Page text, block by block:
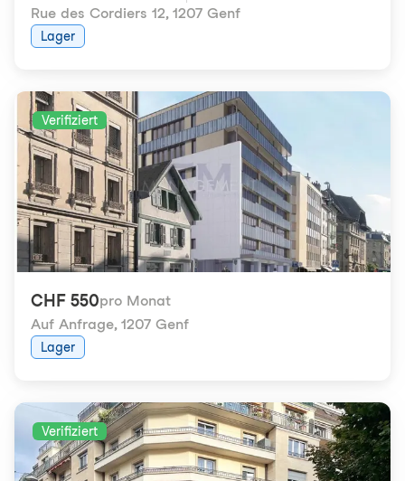
Rue des Cordiers 12, 1207 Genf
Lager
Verifiziert
CHF 550pro Monat
Auf Anfrage, 1207 Genf
Lager
Verifiziert